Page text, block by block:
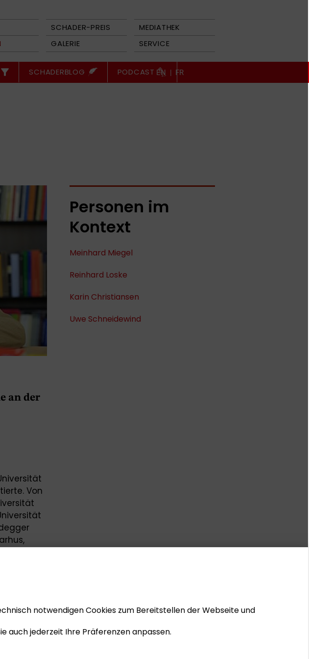
SCHADER-PREIS
MEDIATHEK
GALERIE SERVICE
SCHADERBLOG PODCAST EN | FR
an der
Von
des
Personen im
Kontext
Meinhard Miegel
Reinhard Loske
Karin Christiansen
Uwe Schneidewind
notwendigen Cookies zum Bereitstellen der Webseite und
auch jederzeit Ihre Präferenzen anpassen.